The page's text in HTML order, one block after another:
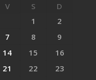
V S
D
1
2
7 8
9
14 15
16
21 22
23